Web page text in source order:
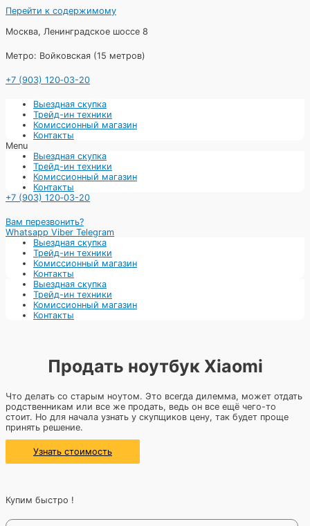
Перейти к содержимому
Москва, Ленинградское шоссе 8
Метро: Войковская (15 метров)
+7 (903) 120‑03-20
Выездная скупка
Трейд-ин техники
Комиссионный магазин
Контакты
Menu
Выездная скупка
Трейд-ин техники
Комиссионный магазин
Контакты
+7 (903) 120‑03-20
Вам перезвонить?
Whatsapp Viber Telegram
Выездная скупка
Трейд-ин техники
Комиссионный магазин
Контакты
Выездная скупка
Трейд-ин техники
Комиссионный магазин
Контакты
Продать ноутбук Xiaomi
Что делать со старым ноутом. Это всегда дилемма, может отдать
родственникам или все же продать, ведь он все ещё чего-то
стоит. Но для начала узнать у скупщиков цену, так будет проще
принять решение.
Узнать стоимость
Купим быстро !